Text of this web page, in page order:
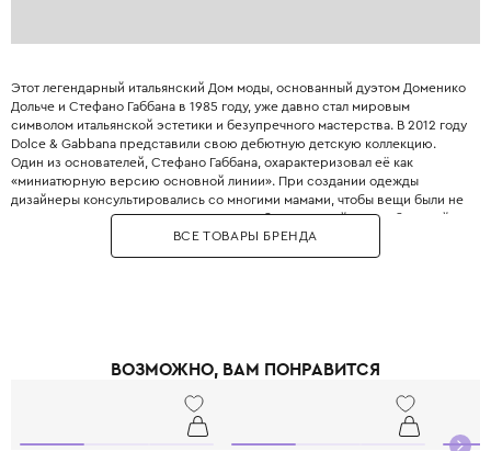
Этот легендарный итальянский Дом моды, основанный дуэтом Доменико
Дольче и Стефано Габбана в 1985 году, уже давно стал мировым
символом итальянской эстетики и безупречного мастерства. В 2012 году
Dolce & Gabbana представили свою дебютную детскую коллекцию.
Один из основателей, Стефано Габбана, охарактеризовал её как
«миниатюрную версию основной линии». При создании одежды
дизайнеры консультировались со многими мамами, чтобы вещи были не
только стильными, но и максимально удобными. Дизайнеры с большой
любовью и вниманием перенесли в детский гардероб все коды
взрослой моды: яркие цветочные принты, благородное кружево,
а главное - сделать его детство по-настоящему незабываемым и
ВСЕ ТОВАРЫ БРЕНДА
ВОЗМОЖНО, ВАМ ПОНРАВИТСЯ